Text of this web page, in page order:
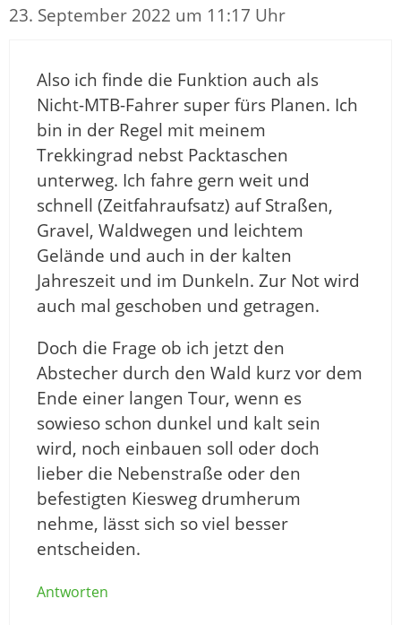
23. September 2022 um 11:17 Uhr
Also ich finde die Funktion auch als
Nicht-MTB-Fahrer super fürs Planen. Ich
bin in der Regel mit meinem
Trekkingrad nebst Packtaschen
unterweg. Ich fahre gern weit und
schnell (Zeitfahraufsatz) auf Straßen,
Gravel, Waldwegen und leichtem
Gelände und auch in der kalten
Jahreszeit und im Dunkeln. Zur Not wird
auch mal geschoben und getragen.
Doch die Frage ob ich jetzt den
Abstecher durch den Wald kurz vor dem
Ende einer langen Tour, wenn es
sowieso schon dunkel und kalt sein
wird, noch einbauen soll oder doch
lieber die Nebenstraße oder den
befestigten Kiesweg drumherum
nehme, lässt sich so viel besser
entscheiden.
Antworten